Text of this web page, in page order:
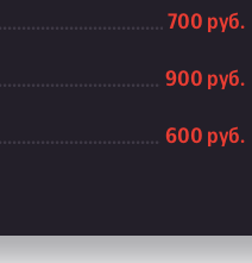
700 руб.
900 руб.
600 руб.